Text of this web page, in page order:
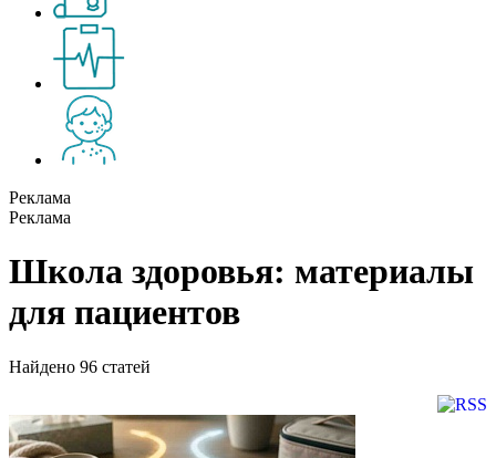
Реклама
Реклама
Школа здоровья: материалы
для пациентов
Найдено 96 статей